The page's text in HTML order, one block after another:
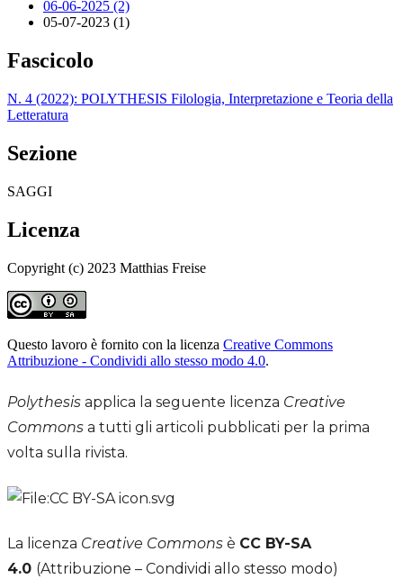
06-06-2025 (2)
05-07-2023 (1)
Fascicolo
N. 4 (2022): POLYTHESIS Filologia, Interpretazione e Teoria della
Letteratura
Sezione
SAGGI
Licenza
Copyright (c) 2023 Matthias Freise
Questo lavoro è fornito con la licenza Creative Commons
Attribuzione - Condividi allo stesso modo 4.0.
Polythesis applica la seguente licenza Creative
Commons a tutti gli articoli pubblicati per la prima
volta sulla rivista.
La licenza Creative Commons è CC BY-SA
4.0 (Attribuzione – Condividi allo stesso modo)